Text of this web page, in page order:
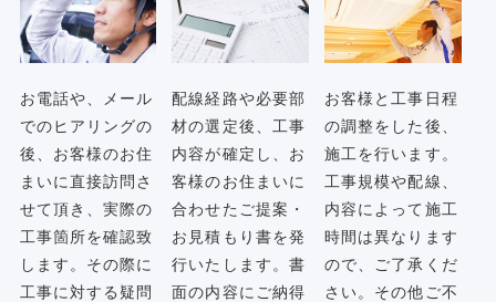
お電話や、メール
でのヒアリングの
後、お客様のお住
まいに直接訪問さ
せて頂き、実際の
工事箇所を確認致
します。その際に
工事に対する疑問
配線経路や必要部
材の選定後、工事
内容が確定し、お
客様のお住まいに
合わせたご提案・
お見積もり書を発
行いたします。書
面の内容にご納得
お客様と工事日程
の調整をした後、
施工を行います。
工事規模や配線、
内容によって施工
時間は異なります
ので、ご了承くだ
さい。その他ご不